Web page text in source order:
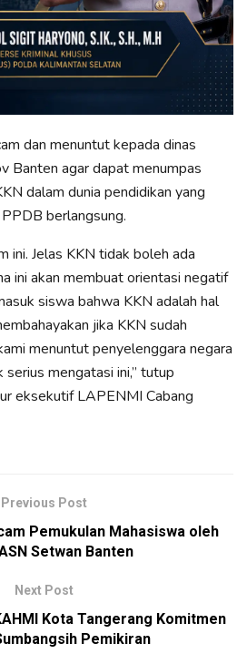
dan menuntut kepada dinas
Banten agar dapat menumpas
dalam dunia pendidikan yang
berlangsung.
ini. Jelas KKN tidak boleh ada
ini akan membuat orientasi negatif
siswa bahwa KKN adalah hal
jika KKN sudah
menuntut penyelenggara negara
mengatasi ini,” tutup
eksekutif LAPENMI Cabang
Previous Post
Pemukulan Mahasiswa oleh
Setwan Banten
Next Post
Kota Tangerang Komitmen
Pemikiran